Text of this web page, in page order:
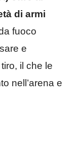
di armi
fuoco
e
il che le
nell’arena e